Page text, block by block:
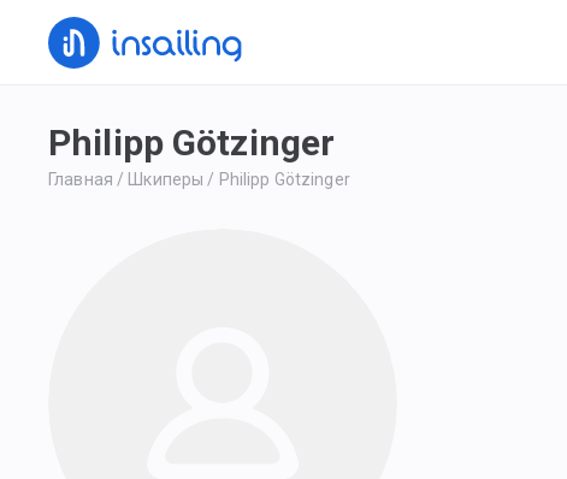
Philipp Götzinger
Главная / Шкиперы / Philipp Götzinger